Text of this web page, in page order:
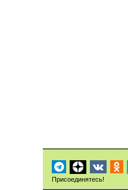
Присоединятесь!